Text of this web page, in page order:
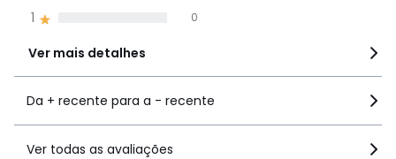
1 0
Ver mais detalhes
Da + recente para a - recente
Ver todas as avaliações